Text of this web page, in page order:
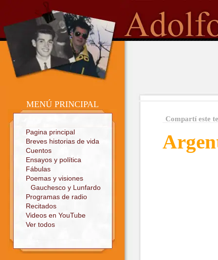
Sitio oficial
MENÚ PRINCIPAL
Pagina principal
Breves historias de vida
Cuentos
Ensayos y política
Fábulas
Poemas y visiones
Gauchesco y Lunfardo
Programas de radio
Recitados
Videos en YouTube
Ver todos
Compartí este